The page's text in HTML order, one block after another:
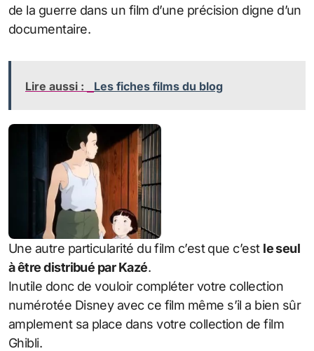
de la guerre dans un film d’une précision digne d’un
documentaire.
Lire aussi : Les fiches films du blog
Une autre particularité du film c’est que c’est le seul
à être distribué par Kazé.
Inutile donc de vouloir compléter votre collection
numérotée Disney avec ce film même s’il a bien sûr
amplement sa place dans votre collection de film
Ghibli.